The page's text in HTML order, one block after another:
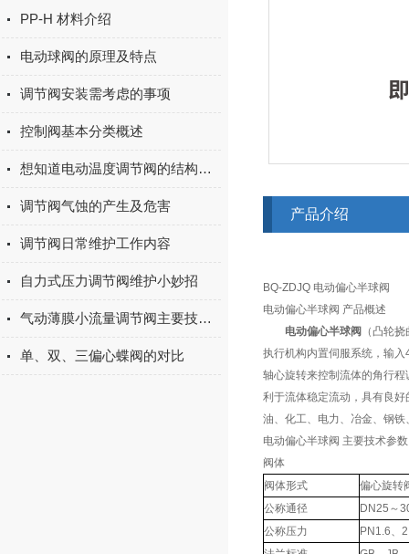
PP-H 材料介绍
电动球阀的原理及特点
调节阀安装需考虑的事项
控制阀基本分类概述
想知道电动温度调节阀的结构与原理么？看完这些就行
调节阀气蚀的产生及危害
调节阀日常维护工作内容
自力式压力调节阀维护小妙招
气动薄膜小流量调节阀主要技术参数及材料
单、双、三偏心蝶阀的对比
产品介绍
BQ-ZDJQ 电动偏心半球阀
电动偏心半球阀 产品概述
电动偏心半球阀
（凸轮
执行机构内置伺服系统，输
轴心旋转来控制流体的角行
利于流体稳定流动，具有良
油、化工、电力、冶金、钢
电动偏心半球阀 主要技术参数
阀体
阀体形式
偏心旋转
公称通径
DN25～
公称压力
PN1.6、